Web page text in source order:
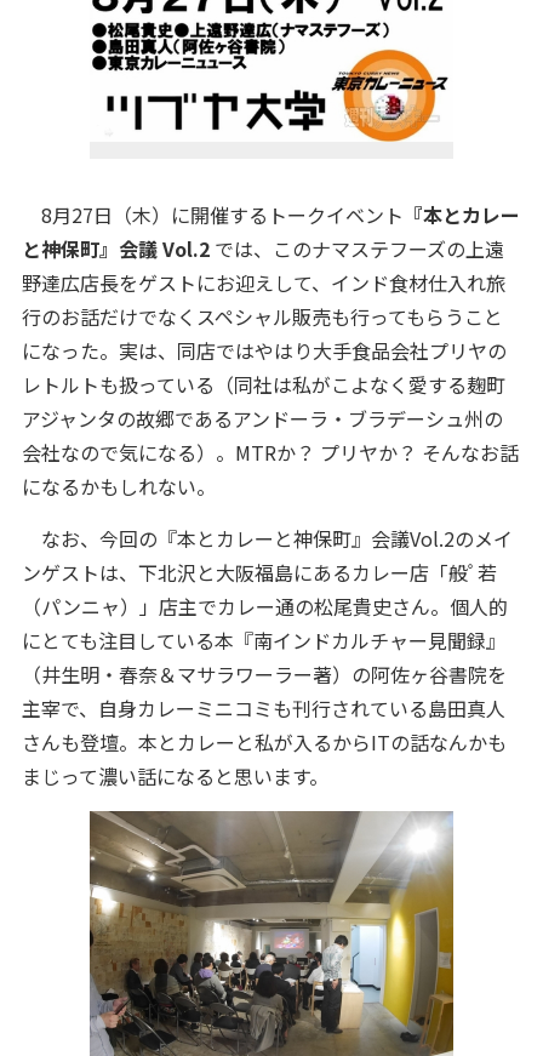
8月27日（木）に開催するトークイベント 『本とカレー
と神保町』会議 Vol.2では、このナマステフーズの上遠
野達広店長をゲストにお迎えして、インド食材仕入れ旅
行のお話だけでなくスペシャル販売も行ってもらうこと
になった。実は、同店ではやはり大手食品会社プリヤの
レトルトも扱っている（同社は私がこよなく愛する麹町
アジャンタの故郷であるアンドーラ・ブラデーシュ州の
会社なので気になる）。MTRか？ プリヤか？ そんなお話
になるかもしれない。
なお、今回の『本とカレーと神保町』会議Vol.2のメイ
ンゲストは、下北沢と大阪福島にあるカレー店「般ﾟ若
（パンニャ）」店主でカレー通の松尾貴史さん。個人的
にとても注目している本『南インドカルチャー見聞録』
（井生明・春奈＆マサラワーラー著）の阿佐ヶ谷書院を
主宰で、自身カレーミニコミも刊行されている島田真人
さんも登壇。本とカレーと私が入るからITの話なんかも
まじって濃い話になると思います。